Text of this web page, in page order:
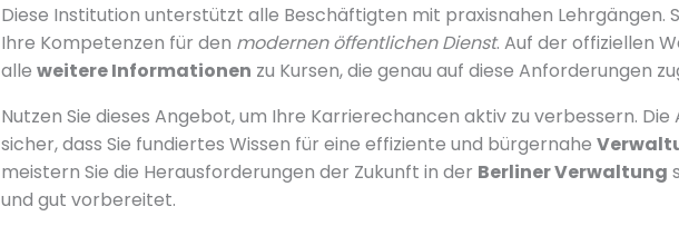
Diese Institution unterstützt alle Beschäftigten mit praxisnahen Lehrgängen.
Ihre Kompetenzen für den modernen öffentlichen Dienst. Auf der offiziellen
alle weitere Informationen zu Kursen, die genau auf diese Anforderungen
Nutzen Sie dieses Angebot, um Ihre Karrierechancen aktiv zu verbessern.
sicher, dass Sie fundiertes Wissen für eine effiziente und bürgernahe
meistern Sie die Herausforderungen der Zukunft in der Berliner Verwaltung
und gut vorbereitet.